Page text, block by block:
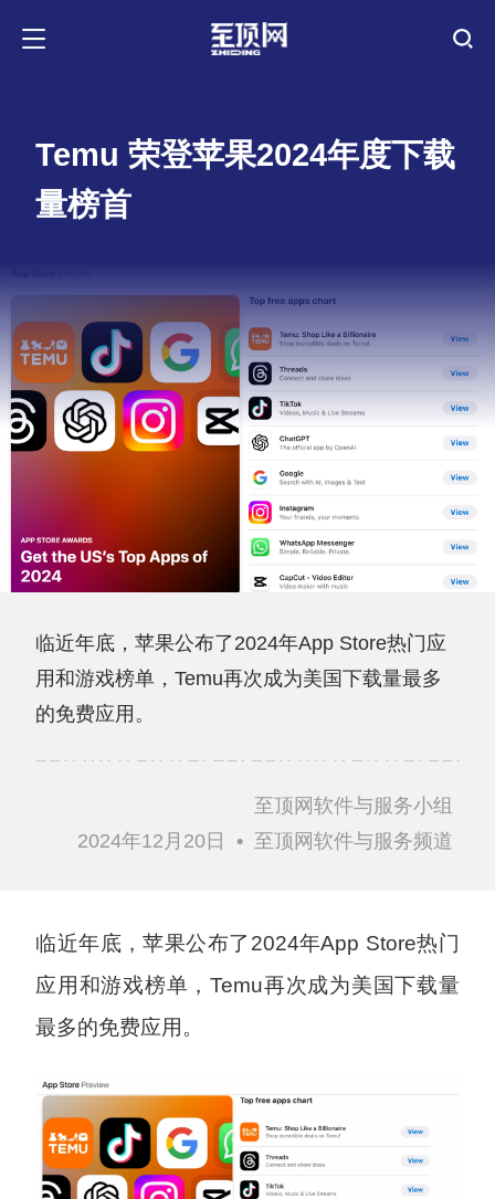
Temu 荣登苹果2024年度下载
量榜首
临近年底，苹果公布了2024年App Store热门应
用和游戏榜单，Temu再次成为美国下载量最多
的免费应用。
至顶网软件与服务小组
2024年12月20日
• 至顶网软件与服务频道
临近年底，苹果公布了2024年App Store热门
应用和游戏榜单，Temu再次成为美国下载量
最多的免费应用。